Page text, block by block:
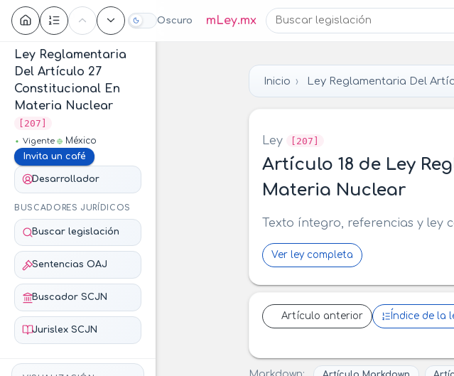
Oscuro mLey.mx
Contenido
Ley Reglamentaria
Del Artículo 27
Constitucional En
Materia Nuclear
[207]
Vigente
México
Invita un café
Desarrollador
BUSCADORES JURÍDICOS
Buscar legislación
Sentencias OAJ
Buscador SCJN
Jurislex SCJN
Inicio Ley Reglamentaria Del
Ley [207]
Artículo 18 de Ley
Materia Nuclear
Texto íntegro, referencias y ley
Ver ley completa
Artículo anterior Índice de la